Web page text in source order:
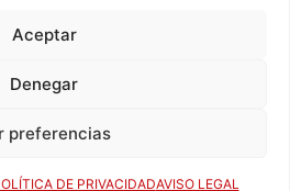
Aceptar
Denegar
preferencias
DE PRIVACIDADAVISO LEGAL
POLÍTICA DE PRIVACIDAD
CONTACTO
DE RUGBY 2023.